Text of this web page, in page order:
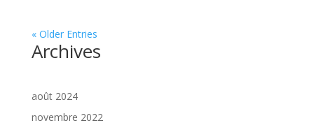
« Older Entries
Archives
août 2024
novembre 2022